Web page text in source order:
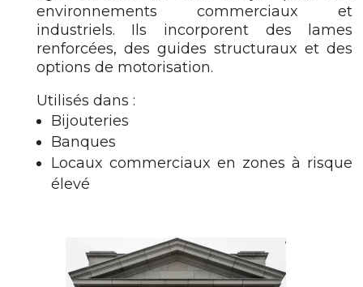
environnements commerciaux et
industriels. Ils incorporent des lames
renforcées, des guides structuraux et des
options de motorisation.
Utilisés dans :
Bijouteries
Banques
Locaux commerciaux en zones à risque
élevé